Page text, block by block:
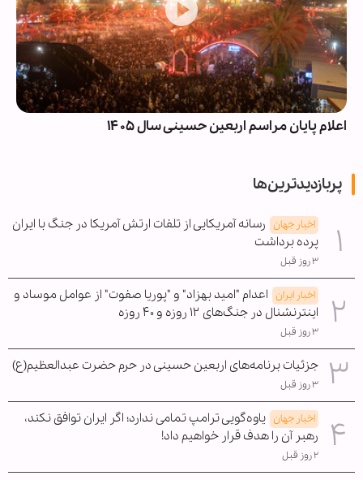
اعلام پایان مراسم اربعین حسینی سال ۱۴۰۵
پربازدیدترین‌ها
اخبار جهان رسانه آمریکایی از تلفات ارتش آمریکا در جنگ با ایران
پرده برداشت
۳ روز قبل
اخبار ایران اعدام "امید بهزاد" و "پوریا صفوت" از عوامل موساد و
اینترنشنال در جنگ‌های ۱۲ روزه و ۴۰ روزه
۳ روز قبل
جزئیات برنامه‌های اربعین حسینی در حرم حضرت عبدالعظیم(ع)
۳ روز قبل
اخبار جهان یاوه‌گویی ترامپ تمامی ندارد؛ اگر ایران توافق نکند،
رهبر آن را هدف قرار خواهیم داد!
۲ روز قبل